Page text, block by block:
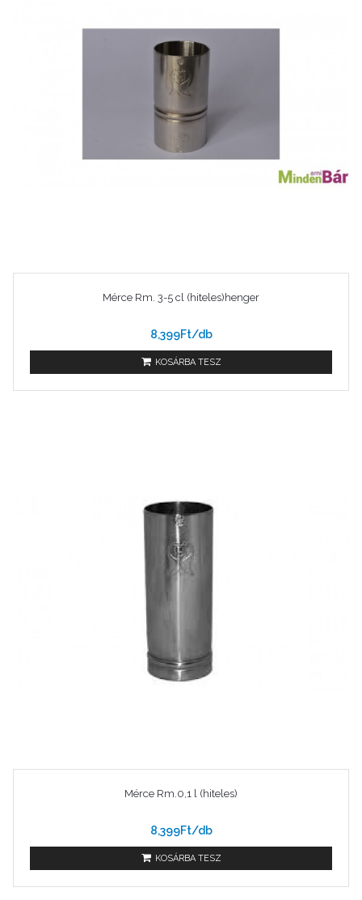
Mérce Rm. 3-5 cl (hiteles)henger
8,399Ft/db
KOSÁRBA TESZ
Mérce Rm.0,1 l (hiteles)
8,399Ft/db
KOSÁRBA TESZ